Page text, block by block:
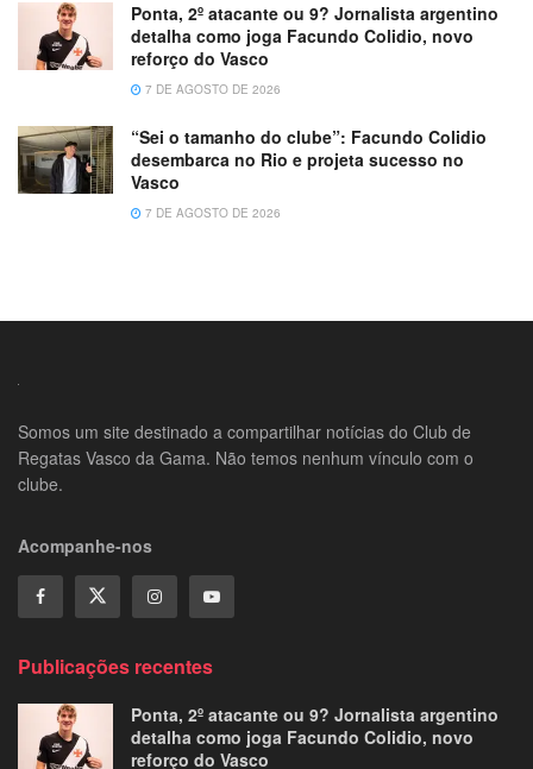
Ponta, 2º atacante ou 9? Jornalista argentino
detalha como joga Facundo Colidio, novo
reforço do Vasco
7 DE AGOSTO DE 2026
“Sei o tamanho do clube”: Facundo Colidio
desembarca no Rio e projeta sucesso no
Vasco
7 DE AGOSTO DE 2026
Somos um site destinado a compartilhar notícias do Club de
Regatas Vasco da Gama. Não temos nenhum vínculo com o
clube.
Acompanhe-nos
Publicações recentes
Ponta, 2º atacante ou 9? Jornalista argentino
detalha como joga Facundo Colidio, novo
reforço do Vasco